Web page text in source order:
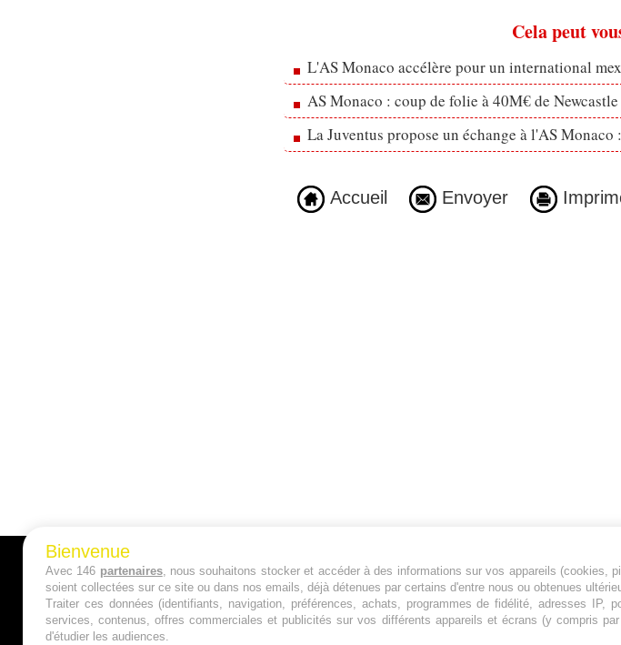
Cela peut
L'AS Monaco accélère pour un international
AS Monaco : coup de folie à 40M€ de
La Juventus propose un échange à l'AS Monaco
Accueil Envoyer
A PROPOS
Qui sommes nous ?
Jeunesfooteux est
principalement de
des grosses
Bienvenue
Avec 146 partenaires, nous souhaitons stocker et accéder à des informations sur vos appareils (cookies,
soient collectées sur ce site ou dans nos emails, déjà détenues par certains d'entre nous ou obtenues
Traiter ces données (identifiants, navigation, préférences, achats, programmes de fidélité, adresses
services, contenus, offres commerciales et publicités sur vos différents appareils et écrans (y compris
d'étudier les audiences.